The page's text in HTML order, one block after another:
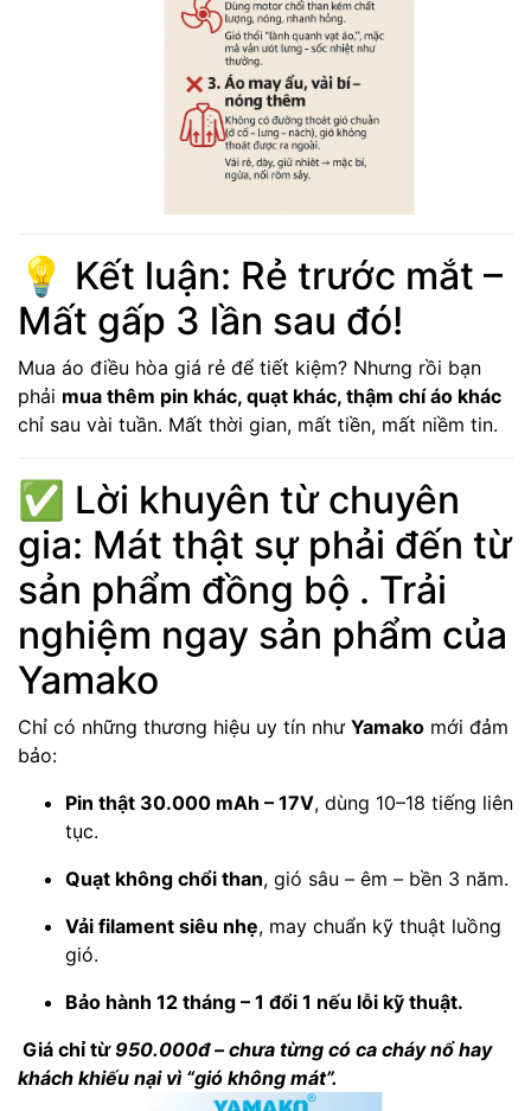
💡 Kết luận: Rẻ trước mắt –
Mất gấp 3 lần sau đó!
Mua áo điều hòa giá rẻ để tiết kiệm? Nhưng rồi bạn
phải mua thêm pin khác, quạt khác, thậm chí áo khác
chỉ sau vài tuần. Mất thời gian, mất tiền, mất niềm tin.
✅ Lời khuyên từ chuyên
gia: Mát thật sự phải đến từ
sản phẩm đồng bộ . Trải
nghiệm ngay sản phẩm của
Yamako
Chỉ có những thương hiệu uy tín như Yamako mới đảm
bảo:
Pin thật 30.000 mAh – 17V, dùng 10–18 tiếng liên
tục.
Quạt không chổi than, gió sâu – êm – bền 3 năm.
Vải filament siêu nhẹ, may chuẩn kỹ thuật luồng
gió.
Bảo hành 12 tháng – 1 đổi 1 nếu lỗi kỹ thuật.
Giá chỉ từ950.000đ – chưa từng có ca cháy nổ hay
khách khiếu nại vì “gió không mát”.